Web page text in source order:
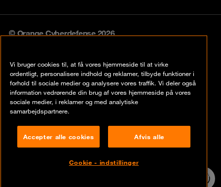
© Orange Cyberdefense 2026
Privacy policy
Vulnerability policy
Cookie policy
Vi bruger cookies til, at få vores hjemmeside til at virke
ordentligt, personalisere indhold og reklamer, tilbyde funktioner i
forhold til sociale medier og analysere vores traffik. Vi deler også
information vedrørende din brug af vores hjemmeside på vores
sociale medier, i reklamer og med analytiske
samarbejdspartnere.
Accepter alle cookies Afvis alle
Cookie - indstillinger